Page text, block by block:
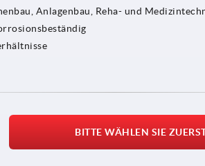
Anlagenbau, Reha- und
BITTE WÄHLEN SIE